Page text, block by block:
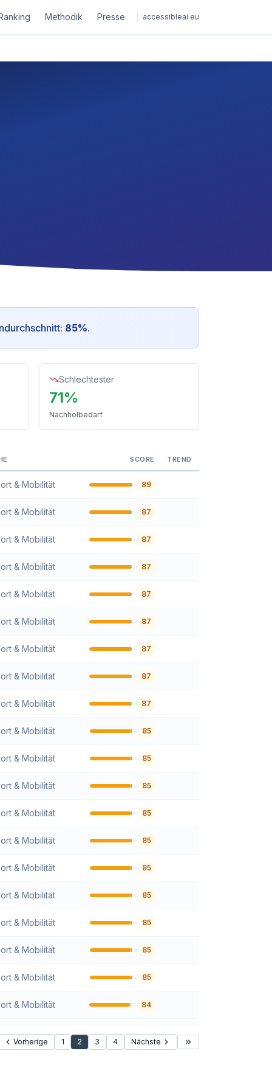
Methodik Presse accessibleai.eu
85%.
Schlechtester
71%
Nachholbedarf
SCORE TREND
& Mobilität 89
& Mobilität 87
& Mobilität 87
& Mobilität 87
& Mobilität 87
& Mobilität 87
& Mobilität 87
& Mobilität 87
& Mobilität 87
& Mobilität 85
& Mobilität 85
& Mobilität 85
& Mobilität 85
& Mobilität 85
& Mobilität 85
& Mobilität 85
& Mobilität 85
& Mobilität 85
& Mobilität 85
& Mobilität 84
Vorherige 1 2 3 4 Nächste